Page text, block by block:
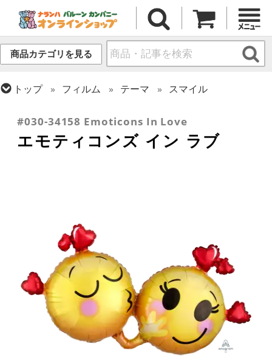
商品カテゴリを見る
トップ フィルム テーマ
スマイル
バレンタイン
#030-34158 Emoticons In Love
エモティコンズ イン ラブ